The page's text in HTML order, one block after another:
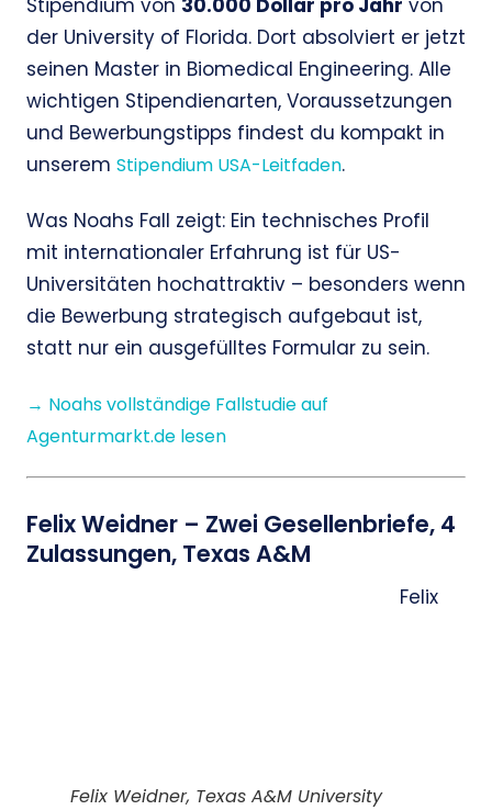
Stipendium von 30.000 Dollar pro Jahr von
der University of Florida. Dort absolviert er jetzt
seinen Master in Biomedical Engineering. Alle
wichtigen Stipendienarten, Voraussetzungen
und Bewerbungstipps findest du kompakt in
unserem Stipendium USA-Leitfaden.
Was Noahs Fall zeigt: Ein technisches Profil
mit internationaler Erfahrung ist für US-
Universitäten hochattraktiv – besonders wenn
die Bewerbung strategisch aufgebaut ist,
statt nur ein ausgefülltes Formular zu sein.
→ Noahs vollständige Fallstudie auf
Agenturmarkt.de lesen
Felix Weidner – Zwei Gesellenbriefe, 4
Zulassungen, Texas A&M
Felix Weidner, Texas A&M University
Felix